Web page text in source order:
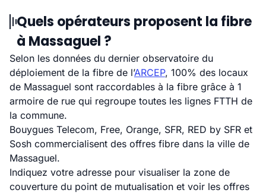
Quels opérateurs proposent la fibre
à Massaguel ?
Selon les données du dernier observatoire du
déploiement de la fibre de l’ARCEP, 100% des locaux
de Massaguel sont raccordables à la fibre grâce à 1
armoire de rue qui regroupe toutes les lignes FTTH de
la commune.
Bouygues Telecom, Free, Orange, SFR, RED by SFR et
Sosh commercialisent des offres fibre dans la ville de
Massaguel.
Indiquez votre adresse pour visualiser la zone de
couverture du point de mutualisation et voir les offres